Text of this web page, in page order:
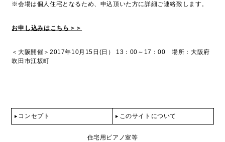
※会場は個人住宅となるため、申込頂いた方に詳細ご連絡致します。
お申し込みはこちら＞＞
＜大阪開催＞2017年10月15日(日） 13：00～17：00場所：大阪府
吹田市江坂町
コンセプト このサイトについて
住宅用ピアノ室等